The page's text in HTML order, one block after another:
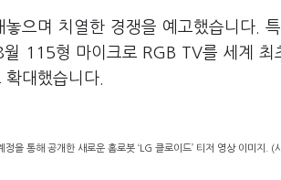
으며 치열한 경쟁을 예고했습니다.
월 115형 마이크로 RGB TV를 세계
대했습니다.
을 통해 공개한 새로운 홈로봇 ‘LG 클로이드’ 티저 영상 이미지. (